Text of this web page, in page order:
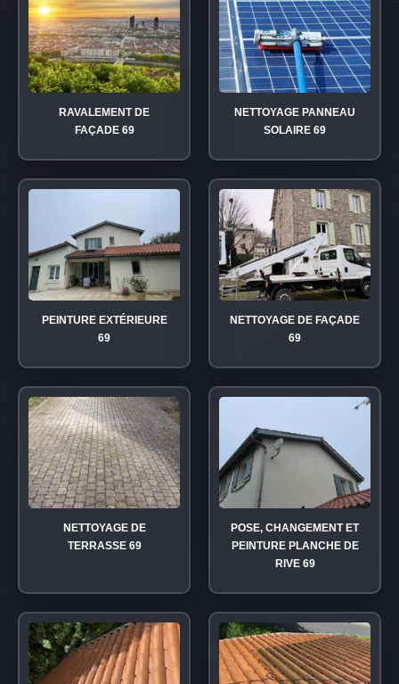
RAVALEMENT DE
FAÇADE 69
NETTOYAGE PANNEAU
SOLAIRE 69
PEINTURE EXTÉRIEURE
69
NETTOYAGE DE FAÇADE
69
NETTOYAGE DE
TERRASSE 69
POSE, CHANGEMENT ET
PEINTURE PLANCHE DE
RIVE 69